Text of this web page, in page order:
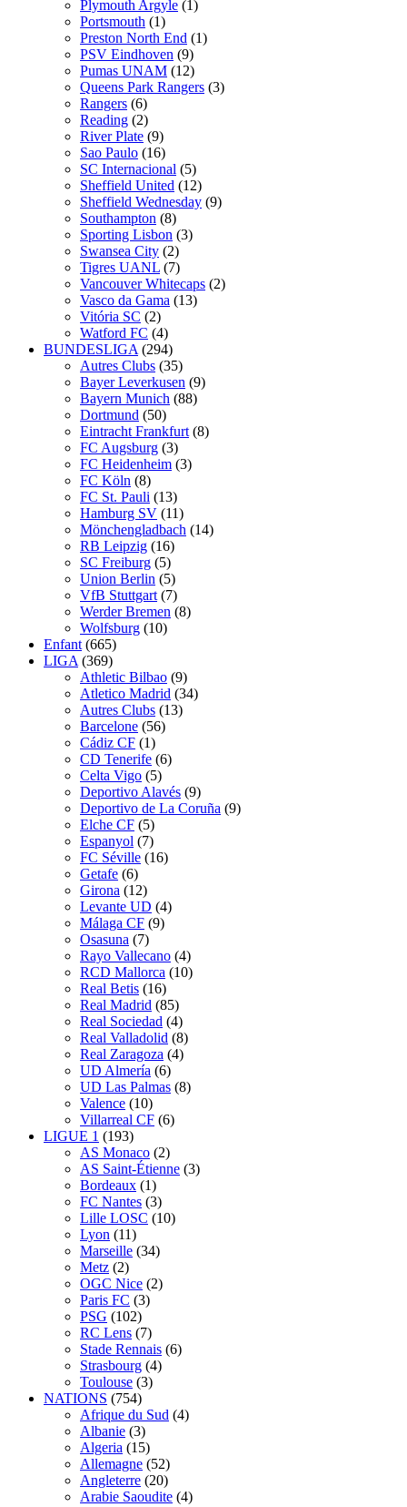
Plymouth Argyle (1)
Portsmouth (1)
Preston North End (1)
PSV Eindhoven (9)
Pumas UNAM (12)
Queens Park Rangers (3)
Rangers (6)
Reading (2)
River Plate (9)
Sao Paulo (16)
SC Internacional (5)
Sheffield United (12)
Sheffield Wednesday (9)
Southampton (8)
Sporting Lisbon (3)
Swansea City (2)
Tigres UANL (7)
Vancouver Whitecaps (2)
Vasco da Gama (13)
Vitória SC (2)
Watford FC (4)
BUNDESLIGA (294)
Autres Clubs (35)
Bayer Leverkusen (9)
Bayern Munich (88)
Dortmund (50)
Eintracht Frankfurt (8)
FC Augsburg (3)
FC Heidenheim (3)
FC Köln (8)
FC St. Pauli (13)
Hamburg SV (11)
Mönchengladbach (14)
RB Leipzig (16)
SC Freiburg (5)
Union Berlin (5)
VfB Stuttgart (7)
Werder Bremen (8)
Wolfsburg (10)
Enfant (665)
LIGA (369)
Athletic Bilbao (9)
Atletico Madrid (34)
Autres Clubs (13)
Barcelone (56)
Cádiz CF (1)
CD Tenerife (6)
Celta Vigo (5)
Deportivo Alavés (9)
Deportivo de La Coruña (9)
Elche CF (5)
Espanyol (7)
FC Séville (16)
Getafe (6)
Girona (12)
Levante UD (4)
Málaga CF (9)
Osasuna (7)
Rayo Vallecano (4)
RCD Mallorca (10)
Real Betis (16)
Real Madrid (85)
Real Sociedad (4)
Real Valladolid (8)
Real Zaragoza (4)
UD Almería (6)
UD Las Palmas (8)
Valence (10)
Villarreal CF (6)
LIGUE 1 (193)
AS Monaco (2)
AS Saint-Étienne (3)
Bordeaux (1)
FC Nantes (3)
Lille LOSC (10)
Lyon (11)
Marseille (34)
Metz (2)
OGC Nice (2)
Paris FC (3)
PSG (102)
RC Lens (7)
Stade Rennais (6)
Strasbourg (4)
Toulouse (3)
NATIONS (754)
Afrique du Sud (4)
Albanie (3)
Algeria (15)
Allemagne (52)
Angleterre (20)
Arabie Saoudite (4)